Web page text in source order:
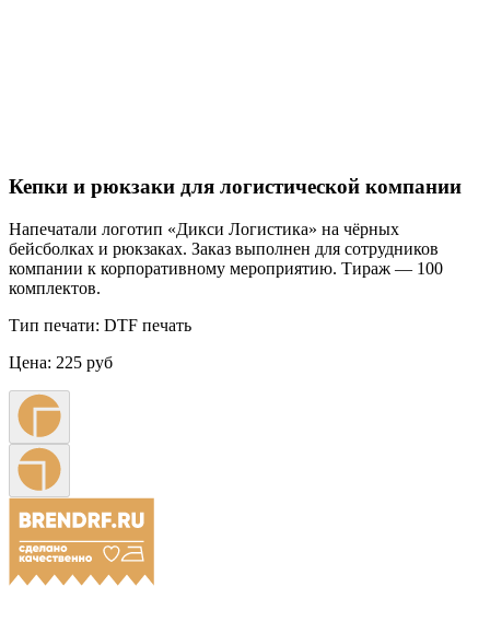
Кепки и рюкзаки для логистической компании
Напечатали логотип «Дикси Логистика» на чёрных
бейсболках и рюкзаках. Заказ выполнен для сотрудников
компании к корпоративному мероприятию. Тираж — 100
комплектов.
Тип печати: DTF печать
Цена: 225 руб